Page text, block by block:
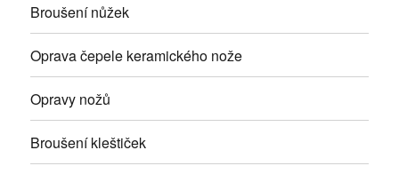
Broušení nůžek
Oprava čepele keramického nože
Opravy nožů
Broušení kleštiček